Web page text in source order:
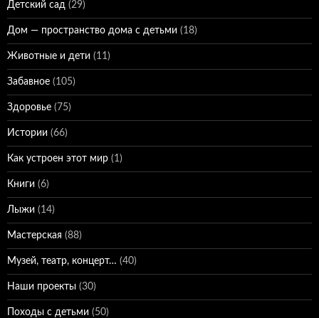
Детский сад (29)
Дом — пространство дома с детьми (18)
Животные и дети (11)
Забавное (105)
Здоровье (75)
Истории (66)
Как устроен этот мир (1)
Книги (6)
Лыжи (14)
Мастерская (88)
Музей, театр, концерт… (40)
Наши проекты (30)
Походы с детьми (50)